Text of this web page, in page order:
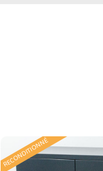
RECONDITIONNÉ